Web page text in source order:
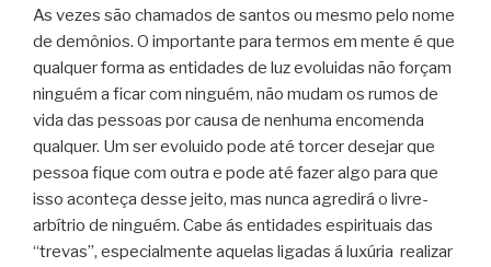
As vezes são chamados de santos ou mesmo pelo nome
de demônios. O importante para termos em mente é que
qualquer forma as entidades de luz evoluidas não forçam
ninguém a ficar com ninguém, não mudam os rumos de
vida das pessoas por causa de nenhuma encomenda
qualquer. Um ser evoluido pode até torcer desejar que
pessoa fique com outra e pode até fazer algo para que
isso aconteça desse jeito, mas nunca agredirá o livre-
arbítrio de ninguém. Cabe ás entidades espirituais das
“trevas”, especialmente aquelas ligadas á luxúria realizar